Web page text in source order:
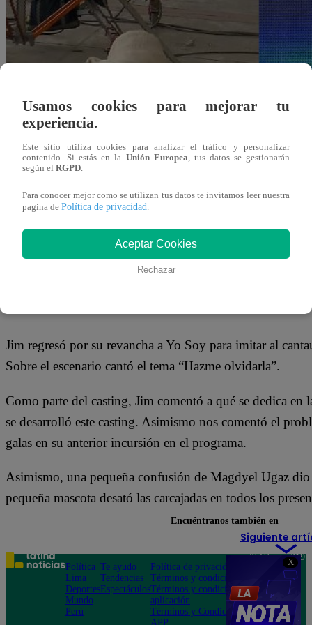
X
Jim regresó por su revancha a Yo Soy para imitar al
Sobre el escenario cantó el tema “Hazme olvidarla”.
Como parte del casting, Jim comentó a qué se dedica
se desarrolló este casting. Asimismo nos comentó el
galas en su anterior incursión en el programa.
Asimismo, una pequeña confusión de Magdyel Ugaz
pequeña mascota desató las carcajadas en todos los
Siguiente
Usamos cookies para mejorar tu
experiencia.
Este sitio utiliza cookies para analizar el tráfico y personalizar
contenido. Si estás en la Unión Europea, tus datos se gestionarán
según el RGPD.
Para conocer mejor como se utilizan tus datos te invitamos leer nuestra
pagina de Política de privacidad.
Aceptar Cookies
Rechazar
Encuéntranos también en
Política
Lima
Deportes
Mundo
Perú
Te ayudo
Tendencias
Espectáculos
Política de privacidad
Términos y condiciones
Términos y condiciones
aplicación
Términos y Condiciones
APP
Teléfono: 219
Av. San
Felipe 968
Jesús María